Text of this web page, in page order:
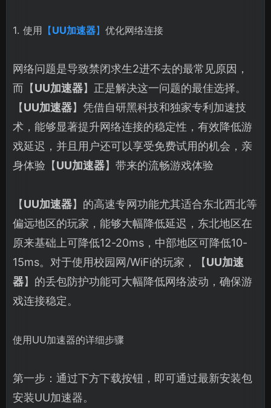
1. 使用 【UU加速器】 优化网络连接
网络问题是导致禁闭求生2进不去的最常见原因，
而【UU加速器】正是解决这一问题的最佳选择。
【UU加速器】凭借自研黑科技和独家专利加速技
术，能够显著提升网络连接的稳定性，有效降低游
戏延迟，并且用户还可以享受免费试用的机会，亲
身体验【UU加速器】带来的流畅游戏体验
【UU加速器】的高速专网功能尤其适合东北西北等
偏远地区的玩家，能够大幅降低延迟，东北地区在
原来基础上可降低12-20ms，中部地区可降低10-
15ms。对于使用校园网/WiFi的玩家，【UU加速
器】的丢包防护功能可大幅降低网络波动，确保游
戏连接稳定。
使用UU加速器的详细步骤
第一步：通过下方下载按钮，即可通过最新安装包
安装UU加速器。